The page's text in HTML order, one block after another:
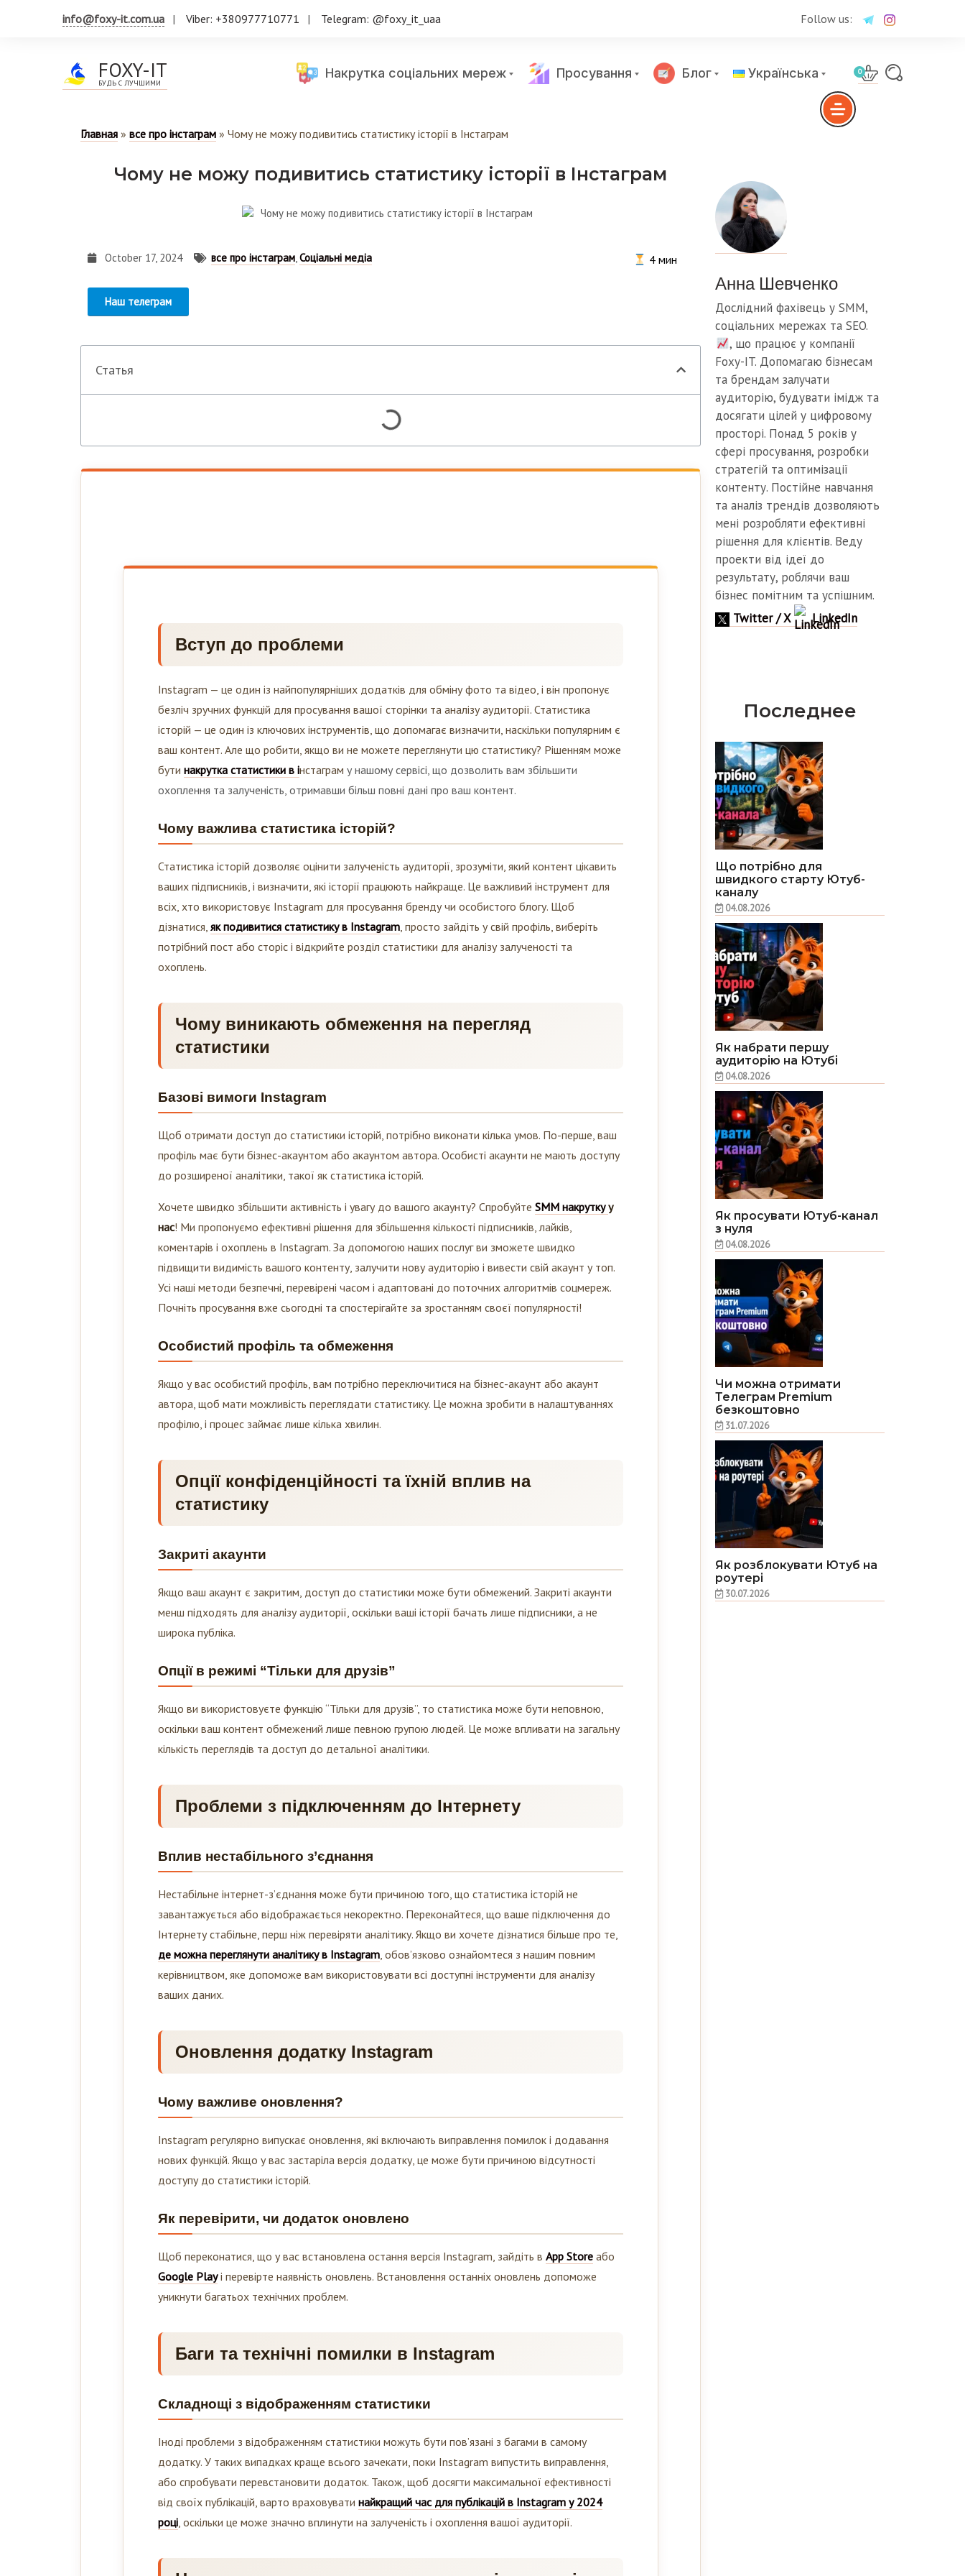
info@foxy-it.com.ua Viber: +380977710771 Telegram: @foxy_it_uaa Follow us:
FOXY-IT
БУДЬ С ЛУЧШИМИ
Накрутка соціальних мереж Просування Блог Українська 0
Главная » все про інстаграм » Чому не можу подивитись статистику історії в Інстаграм
Чому не можу подивитись статистику історії в Інстаграм
October 17, 2024 все про інстаграм,Соціальні медіа
Наш телеграм
4мин
Статья
Вступ до проблеми
Instagram — це один із найпопулярніших додатків для обміну фото та відео, і він пропонує
безліч зручних функцій для просування вашої сторінки та аналізу аудиторії. Статистика
історій — це один із ключових інструментів, що допомагає визначити, наскільки популярним є
ваш контент. Але що робити, якщо ви не можете переглянути цю статистику? Рішенням може
бути накрутка статистики в інстаграм у нашому сервісі, що дозволить вам збільшити
охоплення та залученість, отримавши більш повні дані про ваш контент.
Чому важлива статистика історій?
Статистика історій дозволяє оцінити залученість аудиторії, зрозуміти, який контент цікавить
ваших підписників, і визначити, які історії працюють найкраще. Це важливий інструмент для
всіх, хто використовує Instagram для просування бренду чи особистого блогу. Щоб
дізнатися, як подивитися статистику в Instagram, просто зайдіть у свій профіль, виберіть
потрібний пост або сторіс і відкрийте розділ статистики для аналізу залученості та
охоплень.
Чому виникають обмеження на перегляд
статистики
Базові вимоги Instagram
Щоб отримати доступ до статистики історій, потрібно виконати кілька умов. По-перше, ваш
профіль має бути бізнес-акаунтом або акаунтом автора. Особисті акаунти не мають доступу
до розширеної аналітики, такої як статистика історій.
Хочете швидко збільшити активність і увагу до вашого акаунту? Спробуйте SMM накруткуу
нас! Ми пропонуємо ефективні рішення для збільшення кількості підписників, лайків,
коментарів і охоплень в Instagram. За допомогою наших послуг ви зможете швидко
підвищити видимість вашого контенту, залучити нову аудиторію і вивести свій акаунт у топ.
Усі наші методи безпечні, перевірені часом і адаптовані до поточних алгоритмів соцмереж.
Почніть просування вже сьогодні та спостерігайте за зростанням своєї популярності!
Особистий профіль та обмеження
Якщо у вас особистий профіль, вам потрібно переключитися на бізнес-акаунт або акаунт
автора, щоб мати можливість переглядати статистику. Це можна зробити в налаштуваннях
профілю, і процес займає лише кілька хвилин.
Опції конфіденційності та їхній вплив на
статистику
Закриті акаунти
Якщо ваш акаунт є закритим, доступ до статистики може бути обмежений. Закриті акаунти
менш підходять для аналізу аудиторії, оскільки ваші історії бачать лише підписники, а не
широка публіка.
Опції в режимі “Тільки для друзів”
Якщо ви використовуєте функцію “Тільки для друзів”, то статистика може бути неповною,
оскільки ваш контент обмежений лише певною групою людей. Це може впливати на загальну
кількість переглядів та доступ до детальної аналітики.
Проблеми з підключенням до Інтернету
Вплив нестабільного з’єднання
Нестабільне інтернет-з’єднання може бути причиною того, що статистика історій не
завантажується або відображається некоректно. Переконайтеся, що ваше підключення до
Інтернету стабільне, перш ніж перевіряти аналітику. Якщо ви хочете дізнатися більше про те,
де можна переглянути аналітику в Instagram, обов’язково ознайомтеся з нашим повним
керівництвом, яке допоможе вам використовувати всі доступні інструменти для аналізу
ваших даних.
Оновлення додатку Instagram
Чому важливе оновлення?
Instagram регулярно випускає оновлення, які включають виправлення помилок і додавання
нових функцій. Якщо у вас застаріла версія додатку, це може бути причиною відсутності
доступу до статистики історій.
Як перевірити, чи додаток оновлено
Щоб переконатися, що у вас встановлена остання версія Instagram, зайдіть в App Store або
Google Playі перевірте наявність оновлень. Встановлення останніх оновлень допоможе
уникнути багатьох технічних проблем.
Баги та технічні помилки в Instagram
Складнощі з відображенням статистики
Іноді проблеми з відображенням статистики можуть бути пов’язані з багами в самому
додатку. У таких випадках краще всього зачекати, поки Instagram випустить виправлення,
або спробувати перевстановити додаток. Також, щоб досягти максимальної ефективності
від своїх публікацій, варто враховувати найкращий час для публікацій в Instagram у 2024
році, оскільки це може значно вплинути на залученість і охоплення вашої аудиторії.
Анна Шевченко
Дослідний фахівець у SMM,
соціальних мережах та SEO.
, що працює у компанії
Foxy-IT. Допомагаю бізнесам
та брендам залучати
аудиторію, будувати імідж та
досягати цілей у цифровому
просторі. Понад 5 років у
сфері просування, розробки
стратегій та оптимізації
контенту. Постійне навчання
та аналіз трендів дозволяють
мені розробляти ефективні
рішення для клієнтів. Веду
проекти від ідеї до
результату, роблячи ваш
бізнес помітним та успішним.
Twitter / X
LinkedIn
Последнее
Що потрібно для
швидкого старту Ютуб-
каналу
04.08.2026
Як набрати першу
аудиторію на Ютубі
04.08.2026
Як просувати Ютуб-канал
з нуля
04.08.2026
Чи можна отримати
Телеграм Premium
безкоштовно
31.07.2026
Як розблокувати Ютуб на
роутері
30.07.2026